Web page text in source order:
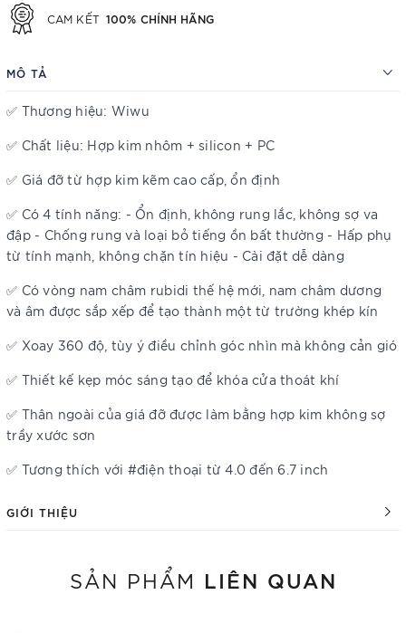
CAM KẾT 100% CHÍNH HÃNG
MÔ TẢ
✅ Thương hiệu: Wiwu
✅ Chất liệu: Hợp kim nhôm + silicon + PC
✅ Giá đỡ từ hợp kim kẽm cao cấp, ổn định
✅ Có 4 tính năng: - Ổn định, không rung lắc, không sợ va
đập - Chống rung và loại bỏ tiếng ồn bất thường - Hấp phụ
từ tính mạnh, không chặn tín hiệu - Cài đặt dễ dàng
✅ Có vòng nam châm rubidi thế hệ mới, nam châm dương
và âm được sắp xếp để tạo thành một từ trường khép kín
✅ Xoay 360 độ, tùy ý điều chỉnh góc nhìn mà không cản gió
✅ Thiết kế kẹp móc sáng tạo để khóa cửa thoát khí
✅ Thân ngoài của giá đỡ được làm bằng hợp kim không sợ
trầy xước sơn
✅ Tương thích với #điện thoại từ 4.0 đến 6.7 inch
GIỚI THIỆU
SẢN PHẨM LIÊN QUAN